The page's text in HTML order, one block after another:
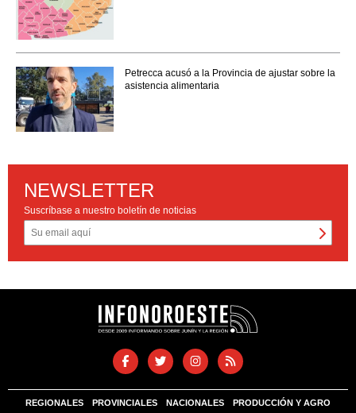
Petrecca acusó a la Provincia de ajustar sobre la
asistencia alimentaria
NEWSLETTER
Suscríbase a nuestro boletín de noticias
REGIONALES PROVINCIALES NACIONALES PRODUCCIÓN Y AGRO